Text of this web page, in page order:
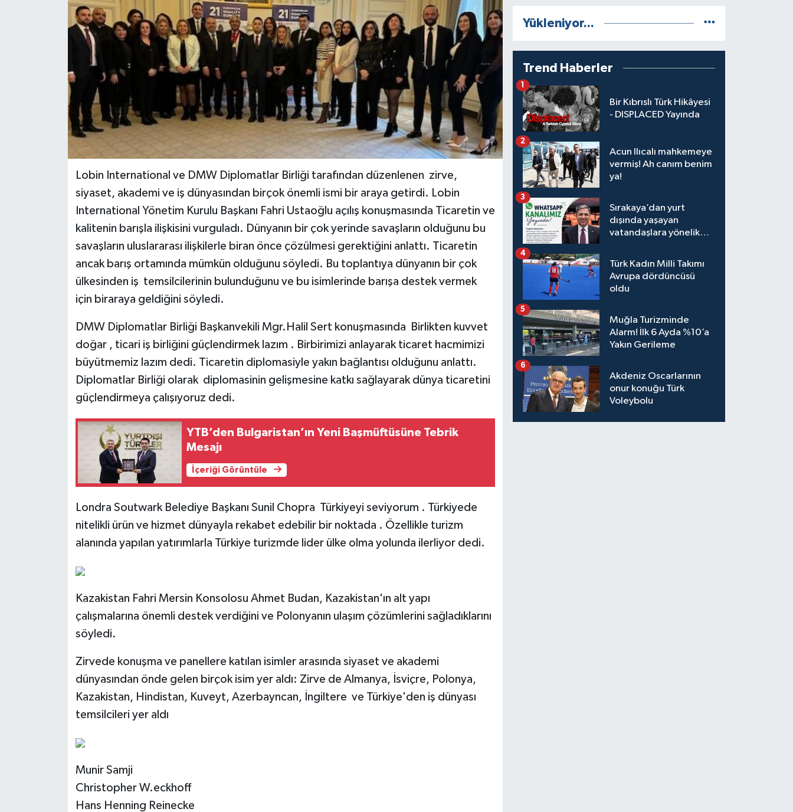
Lobin International ve DMW Diplomatlar Birliği tarafından düzenlenen zirve,
siyaset, akademi ve iş dünyasından birçok önemli ismi bir araya getirdi. Lobin
International Yönetim Kurulu Başkanı Fahri Ustaoğlu açılış konuşmasında Ticaretin ve
kalitenin barışla ilişkisini vurguladı. Dünyanın bir çok yerinde savaşların olduğunu bu
savaşların uluslararası ilişkilerle biran önce çözülmesi gerektiğini anlattı. Ticaretin
ancak barış ortamında mümkün olduğunu söyledi. Bu toplantıya dünyanın bir çok
ülkesinden iş temsilcilerinin bulunduğunu ve bu isimlerinde barışa destek vermek
için biraraya geldiğini söyledi.
DMW Diplomatlar Birliği Başkanvekili Mgr.Halil Sert konuşmasında Birlikten kuvvet
doğar , ticari iş birliğini güçlendirmek lazım . Birbirimizi anlayarak ticaret hacmimizi
büyütmemiz lazım dedi. Ticaretin diplomasiyle yakın bağlantısı olduğunu anlattı.
Diplomatlar Birliği olarak diplomasinin gelişmesine katkı sağlayarak dünya ticaretini
güçlendirmeya çalışıyoruz dedi.
YTB’den Bulgaristan’ın Yeni Başmüftüsüne Tebrik
Mesajı
İçeriği Görüntüle
Londra Soutwark Belediye Başkanı Sunil Chopra Türkiyeyi seviyorum . Türkiyede
nitelikli ürün ve hizmet dünyayla rekabet edebilir bir noktada . Özellikle turizm
alanında yapılan yatırımlarla Türkiye turizmde lider ülke olma yolunda ilerliyor dedi.
Kazakistan Fahri Mersin Konsolosu Ahmet Budan, Kazakistan'ın alt yapı
çalışmalarına önemli destek verdiğini ve Polonyanın ulaşım çözümlerini sağladıklarını
söyledi.
Zirvede konuşma ve panellere katılan isimler arasında siyaset ve akademi
dünyasından önde gelen birçok isim yer aldı: Zirve de Almanya, İsviçre, Polonya,
Kazakistan, Hindistan, Kuveyt, Azerbayncan, İngiltere ve Türkiye'den iş dünyası
temsilcileri yer aldı
Munir Samji
Christopher W.eckhoff
Hans Henning Reinecke
Yükleniyor...
Trend Haberler
Bir Kıbrıslı Türk Hikâyesi
- DISPLACED Yayında
1
Acun Ilıcalı mahkemeye
vermiş! Ah canım benim
ya!
2
Sırakaya’dan yurt
dışında yaşayan
vatandaşlara yönelik
3
Türk Kadın Milli Takımı
Avrupa dördüncüsü
oldu
4
Muğla Turizminde
Alarm! İlk 6 Ayda %10’a
Yakın Gerileme
5
Akdeniz Oscarlarının
onur konuğu Türk
Voleybolu
6